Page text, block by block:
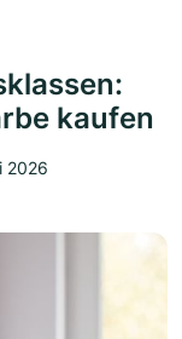
kaufen
2026